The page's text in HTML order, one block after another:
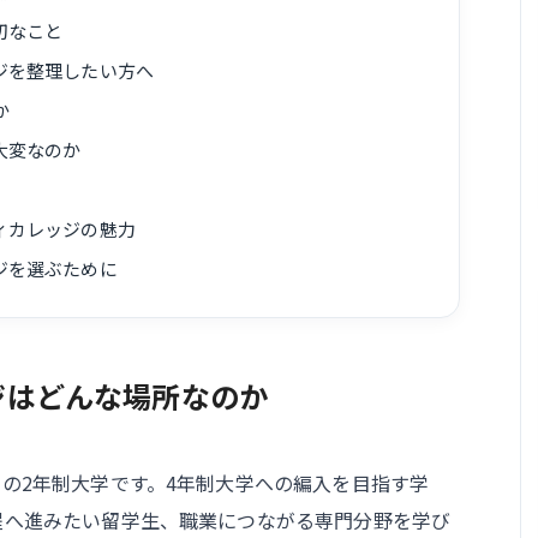
なこと
を整理したい方へ
変なのか
カレッジの魅力
を選ぶために
どんな場所なのか
2年制大学です。4年制大学への編入を目指す学
進みたい留学生、職業につながる専門分野を学び